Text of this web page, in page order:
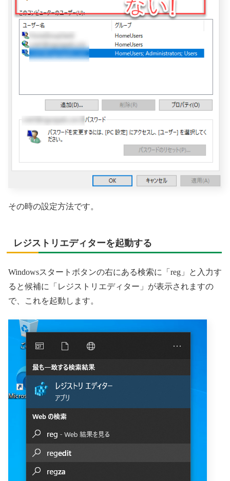
その時の設定方法です。
レジストリエディターを起動する
Windowsスタートボタンの右にある検索に「reg」と入力す
ると候補に「レジストリエディター」が表示されますの
で、これを起動します。